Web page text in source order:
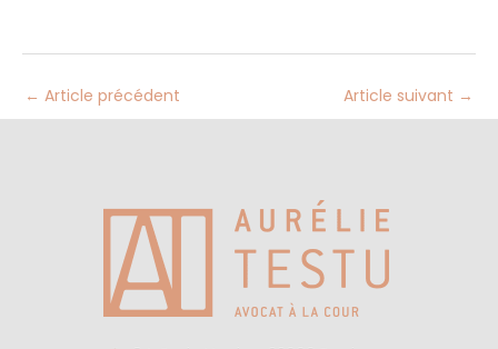
← Article précédent Article suivant →